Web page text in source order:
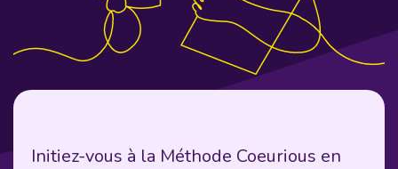
Initiez-vous à la Méthode Coeurious en